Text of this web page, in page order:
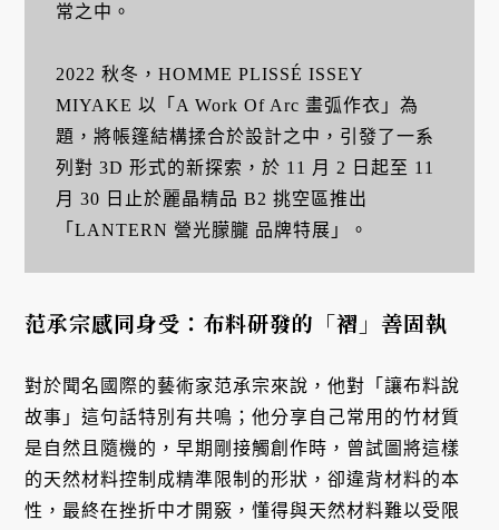
常之中。
2022 秋冬，HOMME PLISSÉ ISSEY
MIYAKE 以「A Work Of Arc 畫弧作衣」為
題，將帳篷結構揉合於設計之中，引發了一系
列對 3D 形式的新探索，於 11 月 2 日起至 11
月 30 日止於麗晶精品 B2 挑空區推出
「LANTERN 營光朦朧 品牌特展」。
范承宗感同身受：布料研發的「褶」善固執
對於聞名國際的藝術家范承宗來說，他對「讓布料說
故事」這句話特別有共鳴；他分享自己常用的竹材質
是自然且隨機的，早期剛接觸創作時，曾試圖將這樣
的天然材料控制成精準限制的形狀，卻違背材料的本
性，最終在挫折中才開竅，懂得與天然材料難以受限